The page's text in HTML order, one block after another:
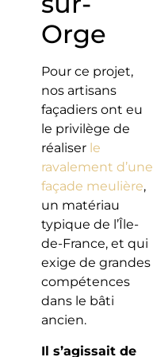
Orge
Pour ce projet,
nos artisans
façadiers ont eu
le privilège de
réaliser le
ravalement d’une
façade meulière,
un matériau
typique de l’Île-
de-France, et qui
exige de grandes
compétences
dans le bâti
ancien.
Il s’agissait de